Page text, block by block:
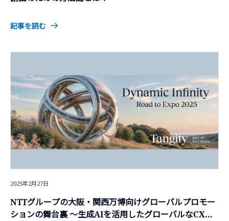
記事を読む
2025年2月27日
NTTグループの大阪・関西万博向けグローバルプロモー
ションの舞台裏 ～生成AIを活用したグローバルなCXデ